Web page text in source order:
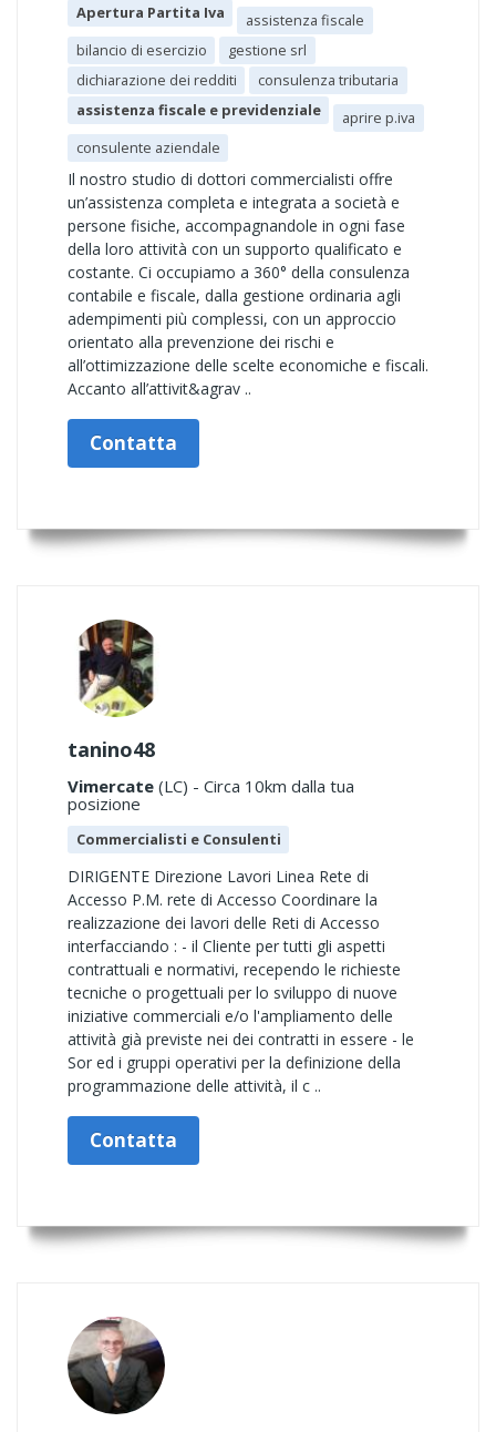
Apertura Partita Iva
assistenza fiscale
bilancio di esercizio
gestione srl
dichiarazione dei redditi
consulenza tributaria
assistenza fiscale e previdenziale
aprire p.iva
consulente aziendale
Il nostro studio di dottori commercialisti offre
un’assistenza completa e integrata a società e
persone fisiche, accompagnandole in ogni fase
della loro attività con un supporto qualificato e
costante. Ci occupiamo a 360° della consulenza
contabile e fiscale, dalla gestione ordinaria agli
adempimenti più complessi, con un approccio
orientato alla prevenzione dei rischi e
all’ottimizzazione delle scelte economiche e fiscali.
Accanto all’attivit&agrav ..
Contatta
tanino48
Vimercate (LC) - Circa 10km dalla tua
posizione
Commercialisti e Consulenti
DIRIGENTE Direzione Lavori Linea Rete di
Accesso P.M. rete di Accesso Coordinare la
realizzazione dei lavori delle Reti di Accesso
interfacciando : - il Cliente per tutti gli aspetti
contrattuali e normativi, recependo le richieste
tecniche o progettuali per lo sviluppo di nuove
iniziative commerciali e/o l'ampliamento delle
attività già previste nei dei contratti in essere - le
Sor ed i gruppi operativi per la definizione della
programmazione delle attività, il c ..
Contatta